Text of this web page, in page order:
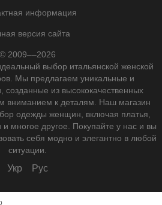
информация
версия сайта
© 2009––2026
выбор итальянской женской
Мы предлагаем уникальные и
из высококачественных
вниманием к деталям. Наш магазин
одежды женщин, включая платья,
многое другое. Покупайте у нас и вы
себя модно и элегантно в любой
ситуации.
Укр Рус